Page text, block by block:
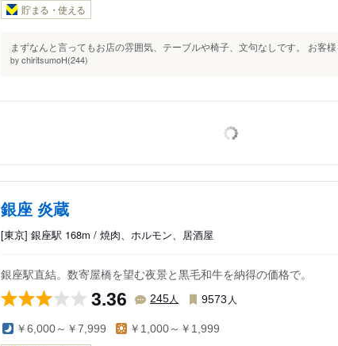
貯まる・使える
まずなんと言ってもお店の雰囲気、テーブルや椅子、文句なしです。 お客
by chiritsumoH(244)
銀座 炎蔵
[東京] 銀座駅 168m / 焼肉、ホルモン、居酒屋
銀座駅直結。数寄屋橋を望む夜景と黒毛和牛を納得の価格で。
3.36 245人 9573 人
￥6,000～￥7,999 ￥1,000～￥1,999